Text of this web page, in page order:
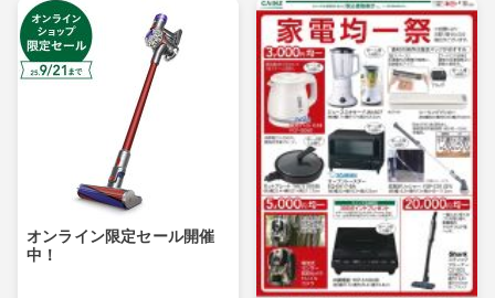
オンライン限定セール開催
中！